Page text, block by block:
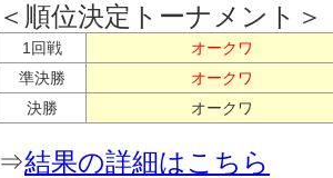
＜順位決定トーナメント＞
1回戦
オークワ
準決勝
オークワ
決勝
オークワ
⇒結果の詳細はこちら